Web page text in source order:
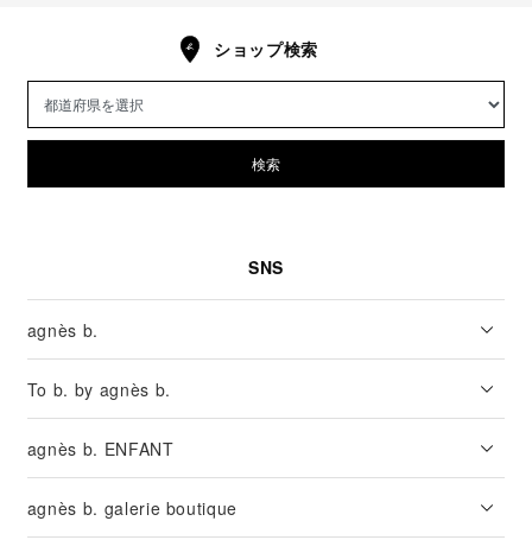
ショップ検索
検索
SNS
agnès b.
To b. by agnès b.
agnès b. ENFANT
agnès b. galerie boutique